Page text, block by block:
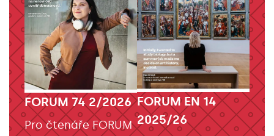
FORUM 74 2/2026
Pro čtenáře FORUM
FORUM EN 14
2025/26